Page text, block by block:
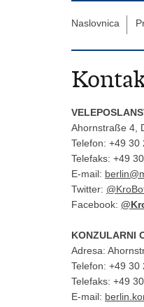
Naslovnica
Ahornstraße 4,
Telefon: +49 30
Telefaks: +49
E-mail:
Twitter:
Facebook:
KONZULARNI
Adresa:
Telefon: +49
Telefaks: +49
E-mail: